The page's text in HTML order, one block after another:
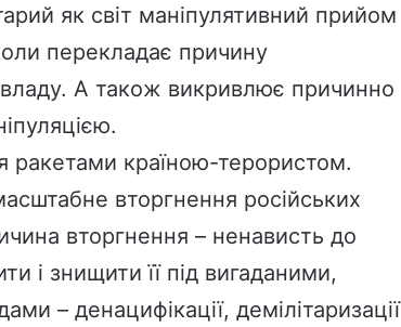
як світ маніпулятивний прийом
перекладає причину
владу. А також викривлює причинно
ракетами країною-терористом.
вторгнення російських
вторгнення – ненависть до
і знищити її під вигаданими,
– денацифікації, демілітаризації